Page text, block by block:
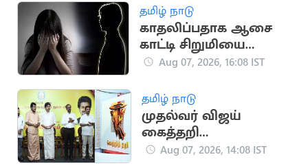
தமிழ் நாடு
காதலிப்பதாக ஆசை
காட்டி சிறுமியை
பலாத்காரம் செய்த
Aug 07, 2026, 16:08 IST
தமிழ் நாடு
முதல்வர் விஜய்
கைத்தறி
கண்காட்சியை
Aug 07, 2026, 14:08 IST